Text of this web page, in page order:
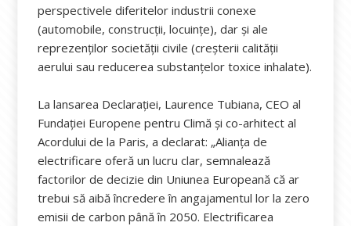
perspectivele diferitelor industrii conexe
(automobile, construcții, locuințe), dar și ale
reprezenților societății civile (creșterii calității
aerului sau reducerea substanțelor toxice inhalate).
La lansarea Declarației, Laurence Tubiana, CEO al
Fundației Europene pentru Climă și co-arhitect al
Acordului de la Paris, a declarat: „Alianța de
electrificare oferă un lucru clar, semnalează
factorilor de decizie din Uniunea Europeană că ar
trebui să aibă încredere în angajamentul lor la zero
emisii de carbon până în 2050. Electrificarea